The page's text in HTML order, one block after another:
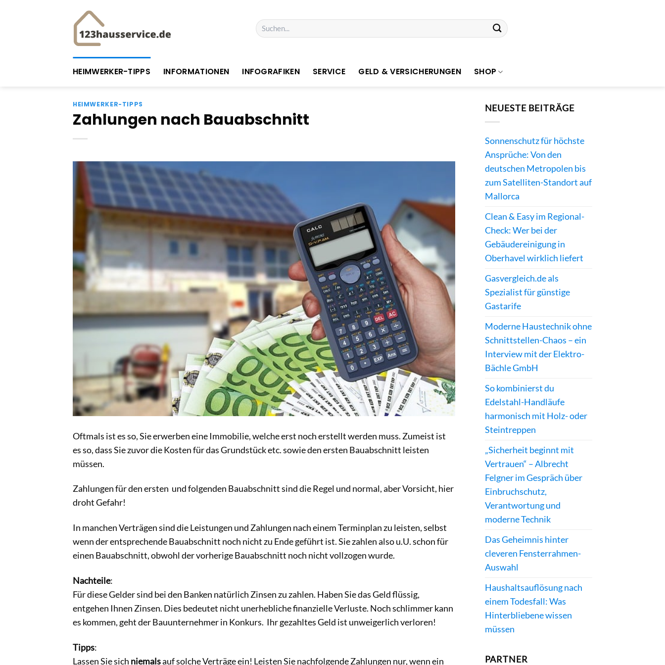
Suchen
nach:
HEIMWERKER-TIPPS INFORMATIONEN INFOGRAFIKEN SERVICE GELD & VERSICHERUNGEN SHOP
HEIMWERKER-TIPPS
Zahlungen nach Bauabschnitt
Oftmals ist es so, Sie erwerben eine Immobilie, welche erst noch erstellt werden muss. Zumeist ist
es so, dass Sie zuvor die Kosten für das Grundstück etc. sowie den ersten Bauabschnitt leisten
müssen.
Zahlungen für den ersten und folgenden Bauabschnitt sind die Regel und normal, aber Vorsicht, hier
droht Gefahr!
In manchen Verträgen sind die Leistungen und Zahlungen nach einem Terminplan zu leisten, selbst
wenn der entsprechende Bauabschnitt noch nicht zu Ende geführt ist. Sie zahlen also u.U. schon für
einen Bauabschnitt, obwohl der vorherige Bauabschnitt noch nicht vollzogen wurde.
Nachteile:
Für diese Gelder sind bei den Banken natürlich Zinsen zu zahlen. Haben Sie das Geld flüssig,
entgehen Ihnen Zinsen. Dies bedeutet nicht unerhebliche finanzielle Verluste. Noch schlimmer kann
es kommen, geht der Bauunternehmer in Konkurs. Ihr gezahltes Geld ist unweigerlich verloren!
Tipps:
Lassen Sie sich niemalsauf solche Verträge ein! Leisten Sie nachfolgende Zahlungen nur, wenn ein
NEUESTE BEITRÄGE
Sonnenschutz für höchste
Ansprüche: Von den
deutschen Metropolen bis
zum Satelliten-Standort auf
Mallorca
Clean & Easy im Regional-
Check: Wer bei der
Gebäudereinigung in
Oberhavel wirklich liefert
Gasvergleich.de als
Spezialist für günstige
Gastarife
Moderne Haustechnik ohne
Schnittstellen-Chaos – ein
Interview mit der Elektro-
Bächle GmbH
So kombinierst du
Edelstahl-Handläufe
harmonisch mit Holz- oder
Steintreppen
„Sicherheit beginnt mit
Vertrauen“ – Albrecht
Felgner im Gespräch über
Einbruchschutz,
Verantwortung und
moderne Technik
Das Geheimnis hinter
cleveren Fensterrahmen-
Auswahl
Haushaltsauflösung nach
einem Todesfall: Was
Hinterbliebene wissen
müssen
PARTNER